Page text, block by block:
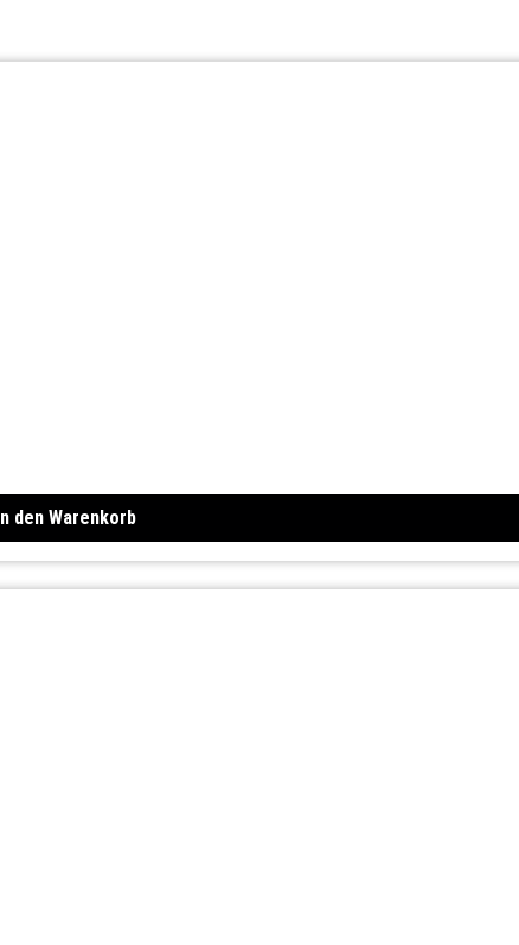
In den Warenkorb